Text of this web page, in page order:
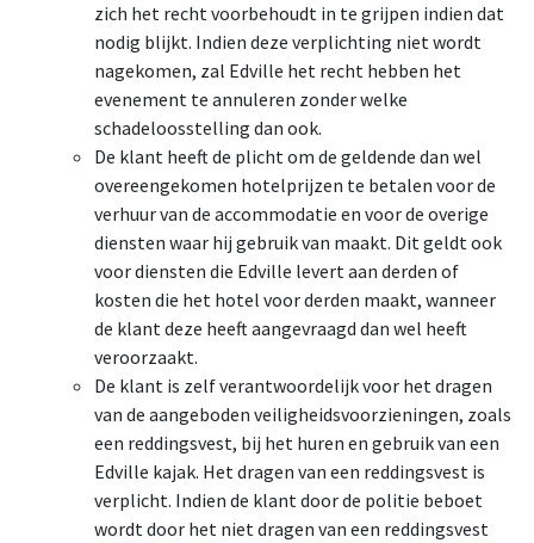
zich het recht voorbehoudt in te grijpen indien dat
nodig blijkt. Indien deze verplichting niet wordt
nagekomen, zal Edville het recht hebben het
evenement te annuleren zonder welke
schadeloosstelling dan ook.
De klant heeft de plicht om de geldende dan wel
overeengekomen hotelprijzen te betalen voor de
verhuur van de accommodatie en voor de overige
diensten waar hij gebruik van maakt. Dit geldt ook
voor diensten die Edville levert aan derden of
kosten die het hotel voor derden maakt, wanneer
de klant deze heeft aangevraagd dan wel heeft
veroorzaakt.
De klant is zelf verantwoordelijk voor het dragen
van de aangeboden veiligheidsvoorzieningen, zoals
een reddingsvest, bij het huren en gebruik van een
Edville kajak. Het dragen van een reddingsvest is
verplicht. Indien de klant door de politie beboet
wordt door het niet dragen van een reddingsvest